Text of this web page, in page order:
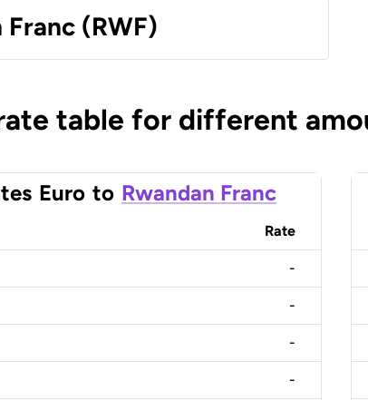
Franc (RWF)
table for different
Euro to Rwandan Franc
Rate
-
-
-
-